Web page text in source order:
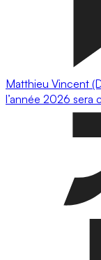
Matthieu Vincent
l’année 2026 sera